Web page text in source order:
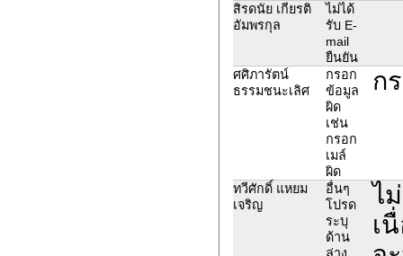
สิรดนัย เกียรติ
อัมพรกุล
ไม่ได้
รับ E-
mail
ยืนยัน
ศศิภารัตน์
ธรรมชนะเลิศ
กรอก
ข้อมูล
ผิด
เช่น
กรอก
เมล์
ผิด
ก
ทวีศักดิ์ แหยม
เจริญ
อื่นๆ
โปรด
ระบุ
ด้าน
ล่าง
ไ
เ